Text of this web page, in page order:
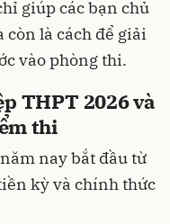
giúp các bạn chủ
là cách để giải
vào phòng thi.
THPT 2026 và
thi
nay bắt đầu từ
kỳ và chính thức